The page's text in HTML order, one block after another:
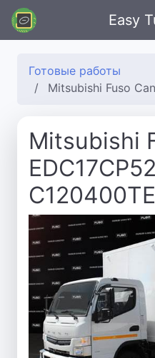
Easy
Готовые работы
Mitsubishi Fuso Canter
Mitsubishi
EDC17CP52